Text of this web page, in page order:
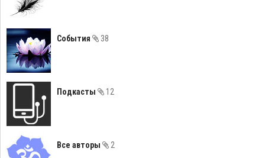
События 38
Подкасты 12
Все авторы 2